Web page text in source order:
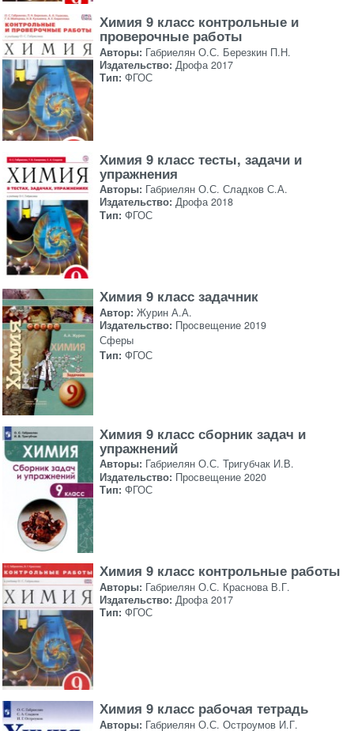
Химия 9 класс контрольные и
проверочные работы
Авторы: Габриелян О.С. Березкин П.Н.
Издательство: Дрофа 2017
Тип: ФГОС
Химия 9 класс тесты, задачи и
упражнения
Авторы: Габриелян О.С. Сладков С.А.
Издательство: Дрофа 2018
Тип: ФГОС
Химия 9 класс задачник
Автор: Журин А.А.
Издательство: Просвещение 2019
Сферы
Тип: ФГОС
Химия 9 класс сборник задач и
упражнений
Авторы: Габриелян О.С. Тригубчак И.В.
Издательство: Просвещение 2020
Тип: ФГОС
Химия 9 класс контрольные работы
Авторы: Габриелян О.С. Краснова В.Г.
Издательство: Дрофа 2017
Тип: ФГОС
Химия 9 класс рабочая тетрадь
Авторы: Габриелян О.С. Остроумов И.Г.